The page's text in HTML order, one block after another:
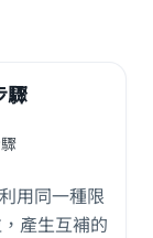
驟
用同一種限
產生互補的